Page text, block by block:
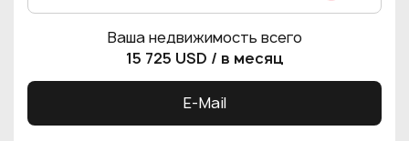
Ваша недвижимость всего
15 725 USD / в месяц
E-Mail